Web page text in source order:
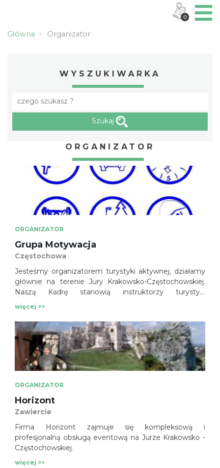
Główna Organizator
WYSZUKIWARKA
Szukaj
ORGANIZATOR
ORGANIZATOR
Grupa Motywacja
Częstochowa
Jesteśmy organizatorem turystyki aktywnej, działamy
głównie na terenie Jury Krakowsko-Częstochowskiej.
Naszą Kadrę stanowią instruktorzy turystyki
kwalifikowanej w wielu zakresach. Zajmujemy się
obsługą grup przyjazdowych, również obcojęzycznych.
Skupiamy w sobie usługi tour-operatora jurajskiego.
Specjalizujemy się w wielu dziedzinach turystyki
aktywnej i kwalifikowanej.
więcej >>
ORGANIZATOR
Horizont
Zawiercie
Firma Horizont zajmuje się kompleksową i
profesjonalną obsługą eventową na Jurze Krakowsko -
Częstochowskiej.
więcej >>
0